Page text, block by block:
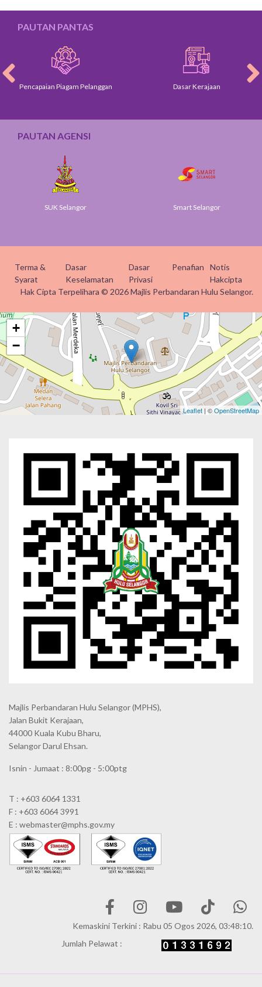
PAUTAN PANTAS
Pencapaian Piagam Pelanggan Dasar Kerajaan
PAUTAN AGENSI
SUK Selangor Smart Selangor
Terma &
Syarat
Dasar
Keselamatan
Dasar
Privasi
Penafian
Notis
Hakcipta
Hak Cipta Terpelihara © 2026 Majlis Perbandaran Hulu Selangor.
+
−
Leaflet | ©OpenStreetMap
Majlis Perbandaran Hulu Selangor (MPHS),
Jalan Bukit Kerajaan,
44000 Kuala Kubu Bharu,
Selangor Darul Ehsan.
Isnin - Jumaat : 8:00pg - 5:00ptg
T : +603 6064 1331
F : +603 6064 3991
E : webmaster@mphs.gov.my
Kemaskini Terkini : Rabu 05 Ogos 2026, 03:48:10.
Jumlah Pelawat :